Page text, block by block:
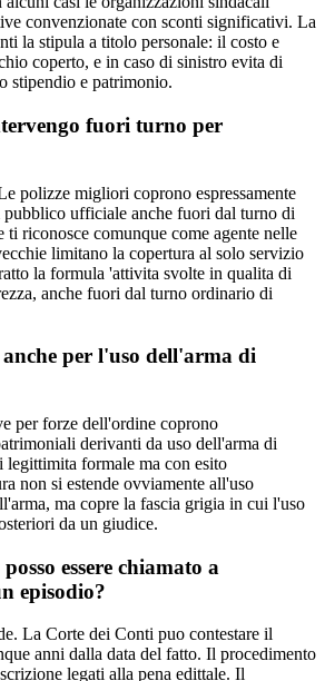
convenzionate con sconti significativi. La
la stipula a titolo personale: il costo e
coperto, e in caso di sinistro evita di
stipendio e patrimonio.
fuori turno per
polizze migliori coprono espressamente
ufficiale anche fuori dal turno di
ti riconosce comunque come agente nelle
limitano la copertura al solo servizio
la formula 'attivita svolte in qualita di
anche fuori dal turno ordinario di
per l'uso dell'arma di
per forze dell'ordine coprono
derivanti da uso dell'arma di
formale ma con esito
non si estende ovviamente all'uso
ma copre la fascia grigia in cui l'uso
da un giudice.
essere chiamato a
episodio?
La Corte dei Conti puo contestare il
anni dalla data del fatto. Il procedimento
legati alla pena edittale. Il